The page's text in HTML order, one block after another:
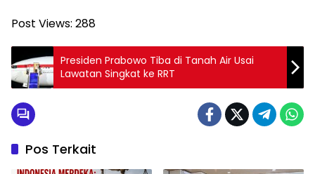
Post Views: 288
Presiden Prabowo Tiba di Tanah Air Usai
Lawatan Singkat ke RRT
Pos Terkait